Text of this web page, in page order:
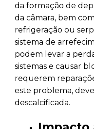
da formação de
da câmara, bem
refrigeração ou
sistema de
podem levar a
sistemas e causar
requerem
este problema,
descalcificada.